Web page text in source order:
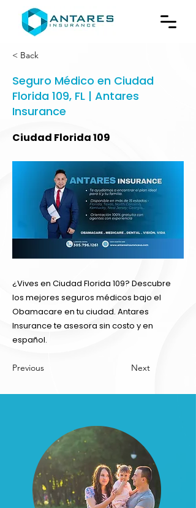
< Back
Seguro Médico en Ciudad
Florida 109, FL | Antares
Insurance
Ciudad Florida 109
¿Vives en Ciudad Florida 109? Descubre
los mejores seguros médicos bajo el
Obamacare en tu ciudad. Antares
Insurance te asesora sin costo y en
español.
Previous Next